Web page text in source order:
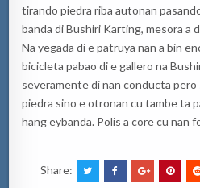
tirando piedra riba autonan
banda di Bushiri Karting, mesora a
Na yegada di e patruya nan a bin
bicicleta pabao di e gallero na
severamente di nan conducta
piedra sino e otronan cu tambe ta
hang eybanda. Polis a core cu nan
Share: